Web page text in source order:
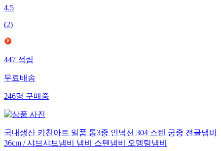
4.5
(2)
447적립
무료배송
246명구매중
국내생산 키친아트 일품 통3중 인덕션 304 스텐 궁중 전골냄비
36cm / 샤브샤브냄비 냄비 스텐냄비 오뎅탕냄비